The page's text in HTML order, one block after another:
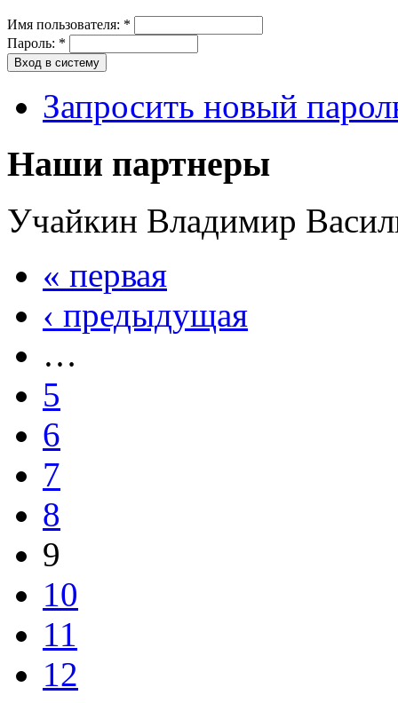
Имя пользователя: *
Пароль: *
Запросить новый
Наши партнеры
Учайкин Владимир
« первая
‹ предыдущая
…
5
6
7
8
9
10
11
12